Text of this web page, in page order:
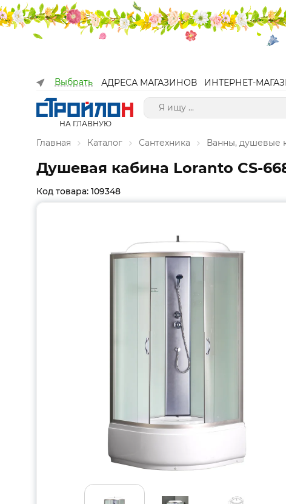
Выбрать АДРЕСА МАГАЗИНОВ ИНТЕРНЕТ-
НА ГЛАВНУЮ
Главная Каталог Сантехника Ванны, душевые
Душевая кабина Loranto CS-
Код товара: 109348